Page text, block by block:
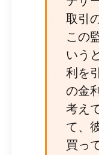
取引
この
いう
利を
の金
考え
て、
買っ